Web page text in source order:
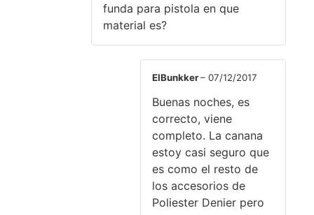
funda para pistola en que
material es?
ElBunkker– 07/12/2017
Buenas noches, es
correcto, viene
completo. La canana
estoy casi seguro que
es como el resto de
los accesorios de
Poliester Denier pero